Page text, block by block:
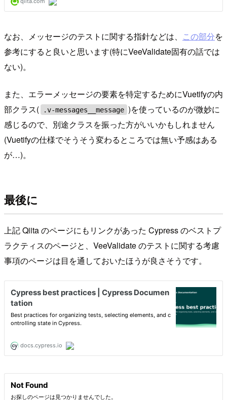
なお、メッセージのテストに関する指針などは、 この部分を
参考にすると良いと思います(特にVeeValidate固有の話では
ない)。
また、エラーメッセージの要素を特定するためにVuetifyの内
部クラス(
.v-messages__message )を使っているのが微妙に
感じるので、別途クラスを振った方がいいかもしれません
(Vuetifyの仕様でそうそう変わるところでは無い予感はある
が…)。
最後に
上記 Qiita のページにもリンクがあった Cypress のベストプ
ラクティスのページと、VeeValidate のテストに関する考慮
事項のページは目を通しておいたほうが良さそうです。